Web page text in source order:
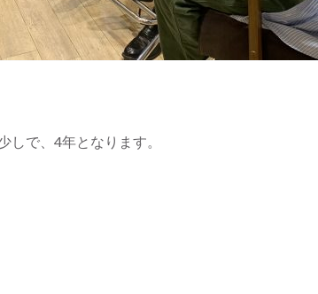
しで、4年となります。